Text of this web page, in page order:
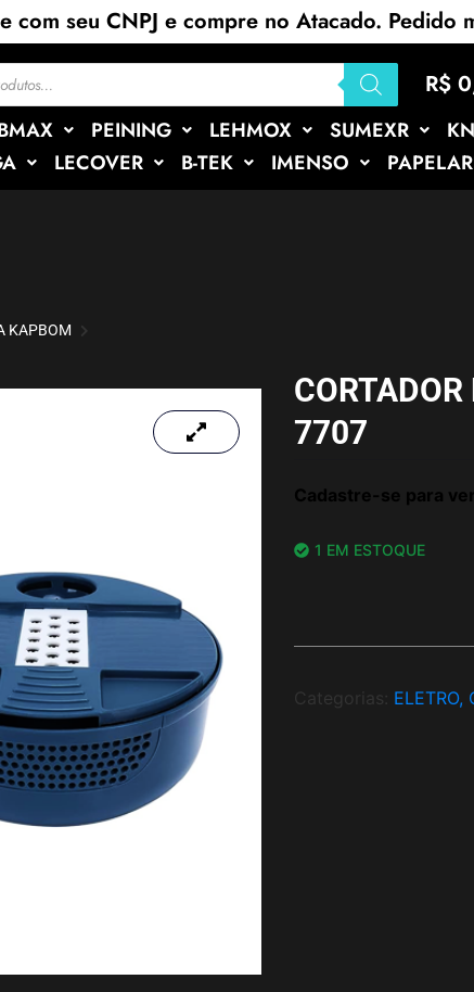
com seu CNPJ e compre no Atacado.
R$
PEINING LEHMOX SUMEXR
LECOVER B-TEK IMENSO
KAPBOM
7707
Cadastre-se para
1 EM ESTOQUE
Categorias: ELETRO,